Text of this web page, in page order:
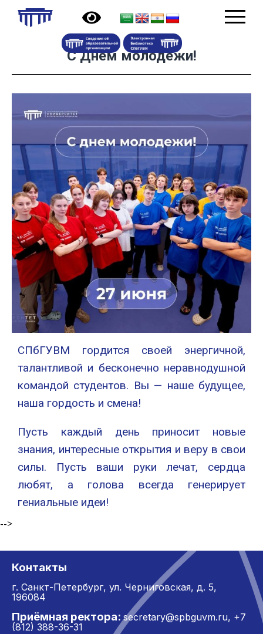
С Днём молодёжи!
СПбГУВМ гордится своей энергичной,
талантливой и бесконечно неравнодушной
командой студентов. Вы — наше будущее,
наша гордость и смена!
Пусть каждый день приносит новые
знания, интересные открытия и веру в свои
силы. Пусть ваши руки лечат, сердца
любят, а голова всегда генерирует
гениальные идеи!
-->
Контакты
г. Санкт-Петербург, ул. Черниговская, д. 5,
196084
Приёмная ректора: secretary@spbguvm.ru, +7
(812) 388-36-31